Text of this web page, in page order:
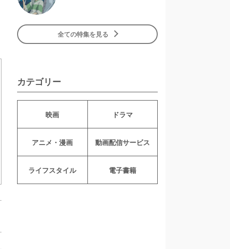
全ての特集を見る
カテゴリー
映画 ドラマ
アニメ・漫画 動画配信サービス
ライフスタイル 電子書籍